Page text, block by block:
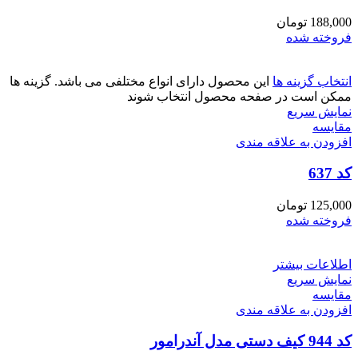
188,000 تومان
فروخته شده
انتخاب گزینه ها این محصول دارای انواع مختلفی می باشد. گزینه ها
ممکن است در صفحه محصول انتخاب شوند
نمایش سریع
مقايسه
افزودن به علاقه مندی
کد 637
125,000 تومان
فروخته شده
اطلاعات بیشتر
نمایش سریع
مقايسه
افزودن به علاقه مندی
کد 944 کیف دستی مدل آندرامور